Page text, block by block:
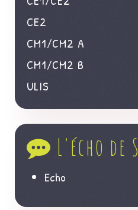
CE2
CM1/CM2 A
CM1/CM2 B
ULIS
L'écho de
Echo